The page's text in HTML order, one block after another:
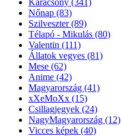
Nőnap (83)
Szilveszter(89)
Télapó - Mikulás (80)
Valentin (111)
Állatok vegyes (81)
Mese (62)
Anime (42)
Magyarország (41)
xXeMoXx (15)
Csillagjegyek (24)
NagyMagyarország (12)
Vicces képek (40)